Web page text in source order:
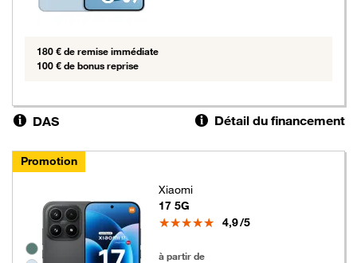
180 € de remise immédiate
100 € de bonus reprise
DAS Détail du financement
Promotion
Groupe de couleurs disponibles non sélectionnables
Xiaomi
17 5G
Note
4,9/5
à partir de